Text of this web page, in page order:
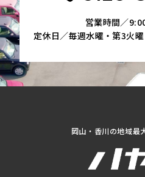
営業時間／
定休日／毎週水曜・第3火
岡山・香川の地域最